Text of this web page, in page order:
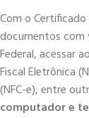
Com o Certificado
documentos com
Federal, acessar
Fiscal Eletrônica
(NFC-e), entre
computador e